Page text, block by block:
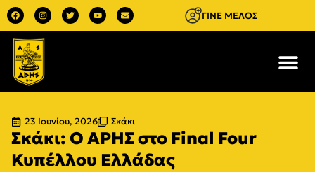
ΓΙΝΕ ΜΕΛΟΣ
23 Ιουνίου, 2026 Σκάκι
Σκάκι: Ο ΑΡΗΣ στο Final Four
Κυπέλλου Ελλάδας